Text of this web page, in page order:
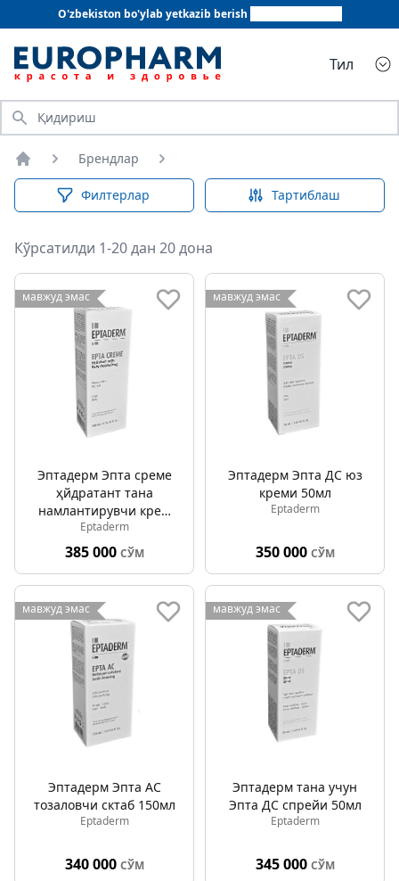
O'zbekiston bo'ylab yetkazib berish
Тил
Қидириш
Бош саҳифа
Брендлар
Филтерлар Тартиблаш
Кўрсатилди 1-20 дан 20 дона
мавжуд эмас
Эптадерм Эпта cреме
ҳйдратант тана
намлантирувчи крем
200мл
Eptaderm
385 000 СЎМ
мавжуд эмас
Эптадерм Эпта ДС юз
креми 50мл
Eptaderm
350 000 СЎМ
мавжуд эмас
Эптадерм Эпта АC
тозаловчи сктаб 150мл
Eptaderm
340 000 СЎМ
мавжуд эмас
Эптадерм тана учун
Эпта ДС спрейи 50мл
Eptaderm
345 000 СЎМ